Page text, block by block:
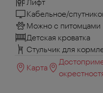
Кабельное/
Можно с питомцами
Детская кроватка
Стульчик для
Карта